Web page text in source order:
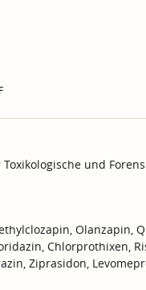
und
Olanzapin,
Chlorprothixen,
Ziprasidon,